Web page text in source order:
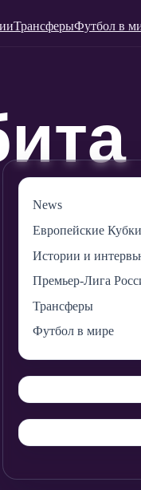
ТрансферыФутбол в
News
Европейские Кубки
Истории и
Премьер-Лига
Трансферы
Футбол в мире